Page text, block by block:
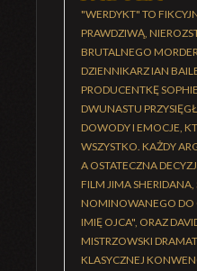
"WERDYKT" TO
PRAWDZIWĄ,
BRUTALNEGO
DZIENNIKARZ IAN
PRODUCENTKĘ
DWUNASTU
DOWODY I EMOCJE,
WSZYSTKO. KAŻDY
A OSTATECZNA
FILM JIMA SHERIDANA,
NOMINOWANEGO DO
IMIĘ OJCA", ORAZ
MISTRZOWSKI
KLASYCZNEJ